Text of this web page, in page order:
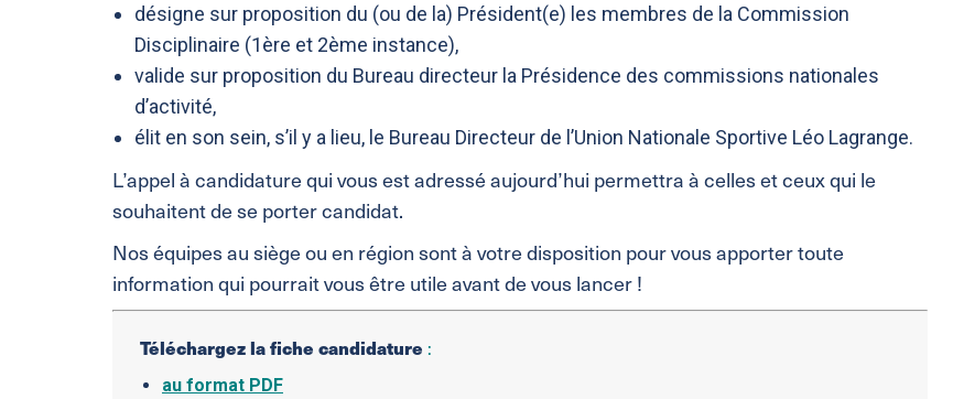
désigne sur proposition du (ou de la) Président(e) les membres de la Commission
Disciplinaire (1ère et 2ème instance),
valide sur proposition du Bureau directeur la Présidence des commissions nationales
d’activité,
élit en son sein, s’il y a lieu, le Bureau Directeur de l’Union Nationale Sportive Léo Lagrange.
L’appel à candidature qui vous est adressé aujourd’hui permettra à celles et ceux qui le
souhaitent de se porter candidat.
Nos équipes au siège ou en région sont à votre disposition pour vous apporter toute
information qui pourrait vous être utile avant de vous lancer !
Téléchargez la fiche candidature :
au format PDF